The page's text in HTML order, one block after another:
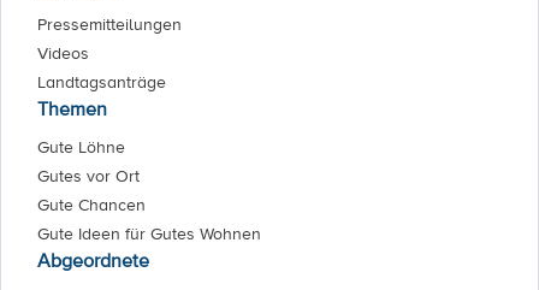
Pressemitteilungen
Videos
Landtagsanträge
Themen
Gute Löhne
Gutes vor Ort
Gute Chancen
Gute Ideen für Gutes Wohnen
Abgeordnete